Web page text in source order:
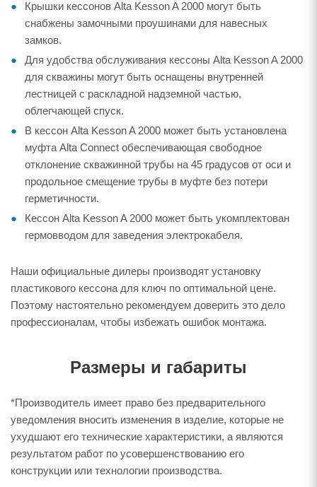
Крышки кессонов Alta Kesson A 2000 могут быть
снабжены замочными проушинами для навесных
замков.
Для удобства обслуживания кессоны Alta Kesson A 2000
для скважины могут быть оснащены внутренней
лестницей с раскладной надземной частью,
облегчающей спуск.
В кессон Alta Kesson A 2000 может быть установлена
муфта Alta Connect обеспечивающая свободное
отклонение скважинной трубы на 45 градусов от оси и
продольное смещение трубы в муфте без потери
герметичности.
Кессон Alta Kesson A 2000 может быть укомплектован
гермовводом для заведения электрокабеля.
Наши официальные дилеры производят установку
пластикового кессона для ключ по оптимальной цене.
Поэтому настоятельно рекомендуем доверить это дело
профессионалам, чтобы избежать ошибок монтажа.
Размеры и габариты
*Производитель имеет право без предварительного
уведомления вносить изменения в изделие, которые не
ухудшают его технические характеристики, а являются
результатом работ по усовершенствованию его
конструкции или технологии производства.